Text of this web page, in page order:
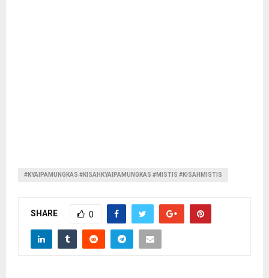
#KYAIPAMUNGKAS #KISAHKYAIPAMUNGKAS #MISTIS #KISAHMISTIS
SHARE 0